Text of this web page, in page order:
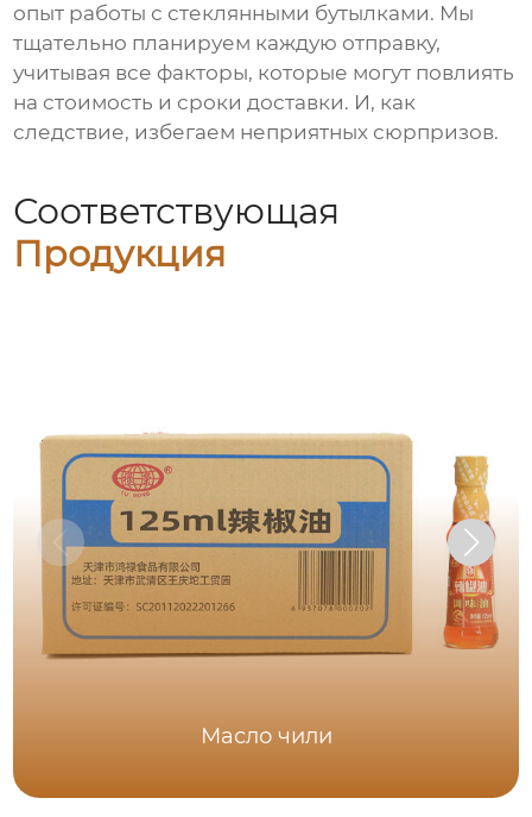
опыт работы с стеклянными бутылками. Мы
тщательно планируем каждую отправку,
учитывая все факторы, которые могут повлиять
на стоимость и сроки доставки. И, как
следствие, избегаем неприятных сюрпризов.
Соответствующая
Продукция
Масло чили